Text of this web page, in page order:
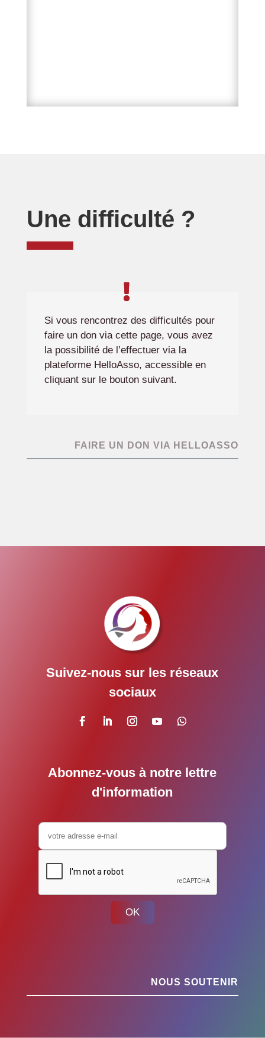
Une difficulté ?
Si vous rencontrez des difficultés pour
faire un don via cette page, vous avez
la possibilité de l’effectuer via la
plateforme HelloAsso, accessible en
cliquant sur le bouton suivant.
FAIRE UN DON VIA HELLOASSO
Suivez-nous sur les réseaux
sociaux
Abonnez-vous à notre lettre
d'information
OK
NOUS SOUTENIR